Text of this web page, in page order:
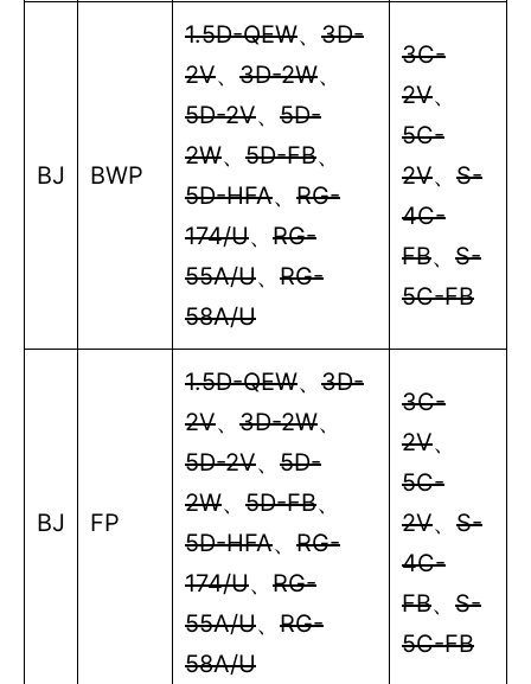
BJ BWP
1.5D-QEW、 3D-
2V、 3D-2W、
5D-2V、 5D-
2W、 5D-FB、
5D-HFA、 RG-
174/U、 RG-
55A/U、 RG-
58A/U
3C-
2V、
5C-
2V、 S-
4C-
FB、 S-
5C-FB
BJ FP
1.5D-QEW、 3D-
2V、 3D-2W、
5D-2V、 5D-
2W、 5D-FB、
5D-HFA、 RG-
174/U、 RG-
55A/U、 RG-
58A/U
3C-
2V、
5C-
2V、 S-
4C-
FB、 S-
5C-FB